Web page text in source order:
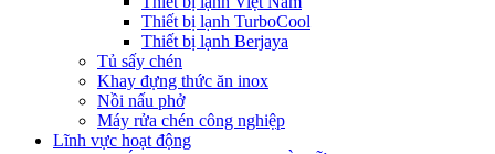
Thiết bị lạnh TurboCool
Thiết bị lạnh Berjaya
Tủ sấy chén
Khay đựng thức ăn inox
Nồi nấu phở
Máy rửa chén công nghiệp
Lĩnh vực hoạt động